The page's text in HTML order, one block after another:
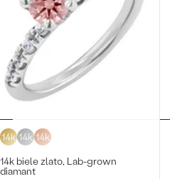
14k 14k 14k
14k biele zlato, Lab-grown
diamant